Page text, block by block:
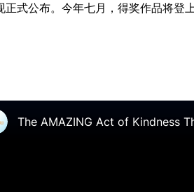
式公布。今年七月，得奖作品将